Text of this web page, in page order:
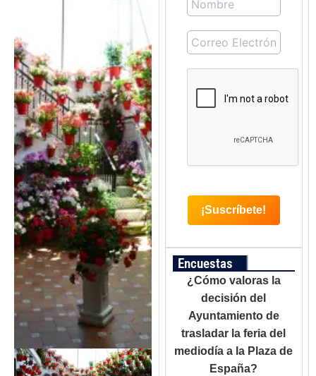
Encuestas
¿Cómo valoras la
decisión del
Ayuntamiento de
trasladar la feria del
mediodía a la Plaza de
España?